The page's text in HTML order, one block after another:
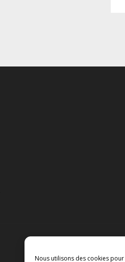
Nous utilisons des cookies